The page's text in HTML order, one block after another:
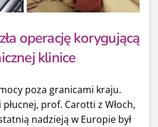
operację korygującą
klinice
poza granicami kraju.
prof. Carotti z Włoch,
nadzieją w Europie był